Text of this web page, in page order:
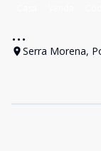
...
Serra Morena,